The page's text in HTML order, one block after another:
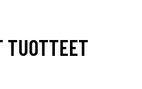
TUOTTEET